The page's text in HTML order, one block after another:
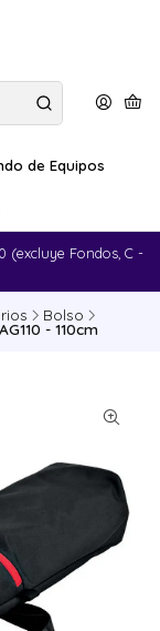
de Equipos
(excluye Fondos, C -
Bolso
- 110cm